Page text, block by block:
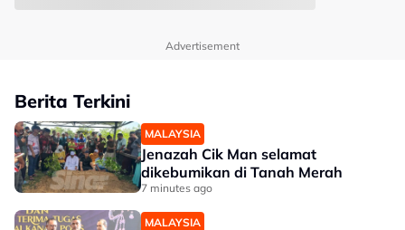
Advertisement
Berita Terkini
MALAYSIA
Jenazah Cik Man selamat
dikebumikan di Tanah Merah
7 minutes ago
MALAYSIA